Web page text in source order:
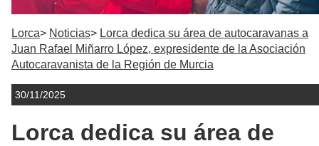
Lorca Noticias
Lorca dedica su área de autocaravanas a
Juan Rafael Miñarro López, expresidente de la Asociación
Autocaravanista de la Región de Murcia
30/11/2025
Lorca dedica su área de